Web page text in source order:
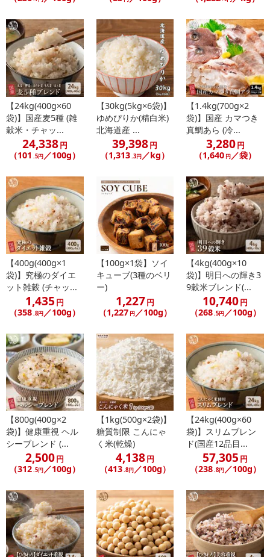
【24kg(400g×60
袋)】国産麦5種 (雑
穀米・チャッ...
24,338円
（101 .5円／100g）
【30kg(5kg×6袋)】
ゆめぴりか(精白米)
北海道産 ...
39,398円
（1,313.3円／kg）
【1.4kg(700g×2
袋)】国産 カマつき
真鯛あら (冷...
3,280円
（1,640 円／袋）
【400g(400g×1
袋)】究極のダイエ
ット雑穀 (チャッ...
1,435 円
（358.8円 ／100g）
【100g×1袋】ソイ
キューブ(3種のベリ
ー)
1,227円
（1,227 円／100g）
【4kg(400g×10
袋)】明日への輝き3
9穀米ブレンド(...
10,740円
（268.5円／100g）
【800g(400g×2
袋)】健康重視 ヘル
シーブレンド (...
2,500円
（312.5円／100g）
【1kg(500g×2袋)】
糖質制限 こんにゃ
く米(乾燥)
4,138円
（413.8円／100g）
【24kg(400g×60
袋)】スリムブレン
ド(国産12品目...
57,305 円
（238.8円／100g）